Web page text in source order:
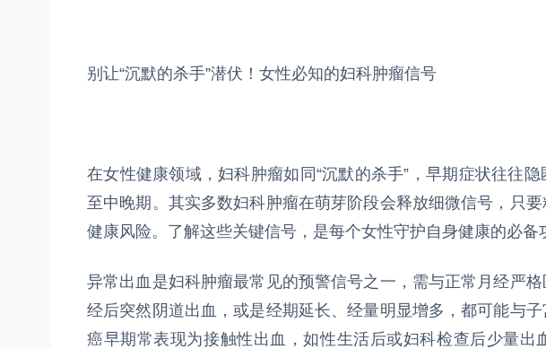
别让“沉默的杀手”潜伏！女性必知的妇科肿瘤信号
在女性健康领域，妇科肿瘤如同“沉默的杀手”，早期症状往往
至中晚期。其实多数妇科肿瘤在萌芽阶段会释放细微信号，只
健康风险。了解这些关键信号，是每个女性守护自身健康的必备
异常出血是妇科肿瘤最常见的预警信号之一，需与正常月经严
经后突然阴道出血，或是经期延长、经量明显增多，都可能与
癌早期常表现为接触性出血，如性生活后或妇科检查后少量出